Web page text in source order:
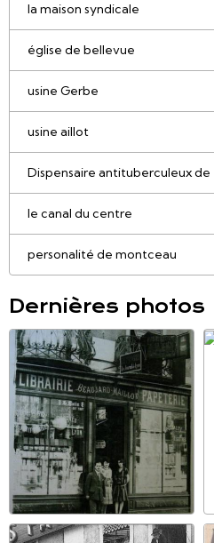
la maison syndicale
église de bellevue
usine Gerbe
usine aillot
Dispensaire antituberculeux de
le canal du centre
personalité de montceau
Dernières photos